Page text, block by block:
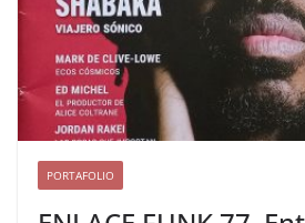
PORTAFOLIO